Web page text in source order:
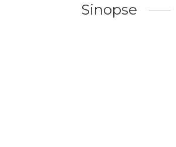
Sinopse